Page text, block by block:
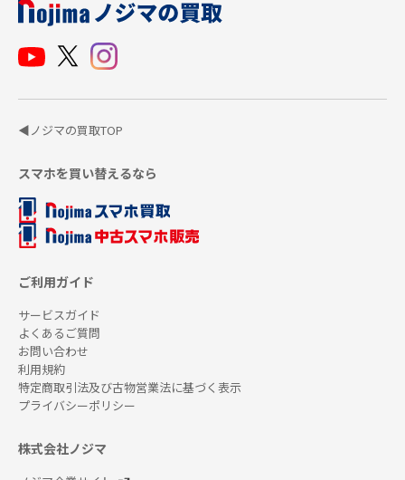
◀ノジマの買取TOP
スマホを買い替えるなら
ご利用ガイド
サービスガイド
よくあるご質問
お問い合わせ
利用規約
特定商取引法及び古物営業法に基づく表示
プライバシーポリシー
株式会社ノジマ